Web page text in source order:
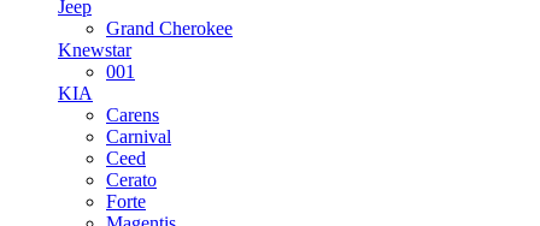
Jeep
Grand Cherokee
Knewstar
001
KIA
Carens
Carnival
Ceed
Cerato
Forte